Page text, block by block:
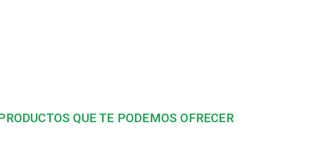
QUE TE PODEMOS OFRECER